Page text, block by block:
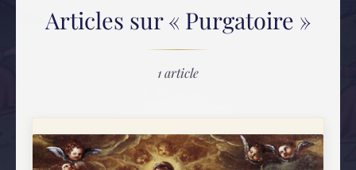
Articles sur « Purgatoire »
1 article